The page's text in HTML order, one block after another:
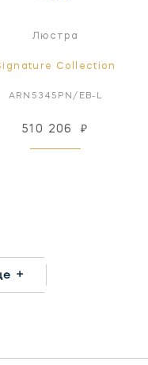
Люстра
Collection
ARN5345PN/EB-L
510 206 ₽
+